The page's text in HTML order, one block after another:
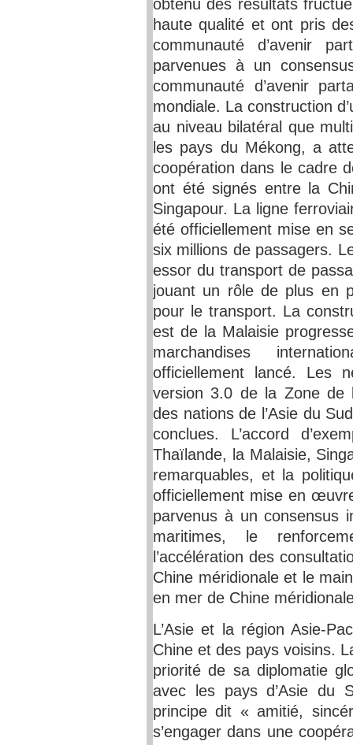
obtenu des résultats
haute qualité et ont pris
communauté d’avenir
parvenues à un
communauté d’avenir
mondiale. La construction
au niveau bilatéral que
les pays du Mékong, a
coopération dans le cadre
ont été signés entre la
Singapour. La ligne
été officiellement mise en
six millions de passagers.
essor du transport de
jouant un rôle de plus en
pour le transport. La
est de la Malaisie
marchandises
officiellement lancé. Les
version 3.0 de la Zone de
des nations de l’Asie du
conclues. L’accord
Thaïlande, la Malaisie,
remarquables, et la
officiellement mise en
parvenus à un consensus
maritimes, le
l’accélération des
Chine méridionale et le
en mer de Chine
L’Asie et la région Asie-
Chine et des pays voisins.
priorité de sa diplomatie
avec les pays d’Asie du
principe dit « amitié,
s’engager dans une